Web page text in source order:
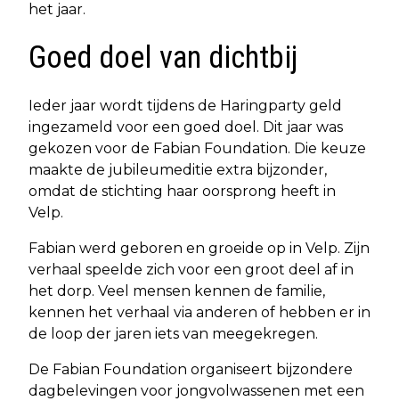
het jaar.
Goed doel van dichtbij
Ieder jaar wordt tijdens de Haringparty geld
ingezameld voor een goed doel. Dit jaar was
gekozen voor de Fabian Foundation. Die keuze
maakte de jubileumeditie extra bijzonder,
omdat de stichting haar oorsprong heeft in
Velp.
Fabian werd geboren en groeide op in Velp. Zijn
verhaal speelde zich voor een groot deel af in
het dorp. Veel mensen kennen de familie,
kennen het verhaal via anderen of hebben er in
de loop der jaren iets van meegekregen.
De Fabian Foundation organiseert bijzondere
dagbelevingen voor jongvolwassenen met een